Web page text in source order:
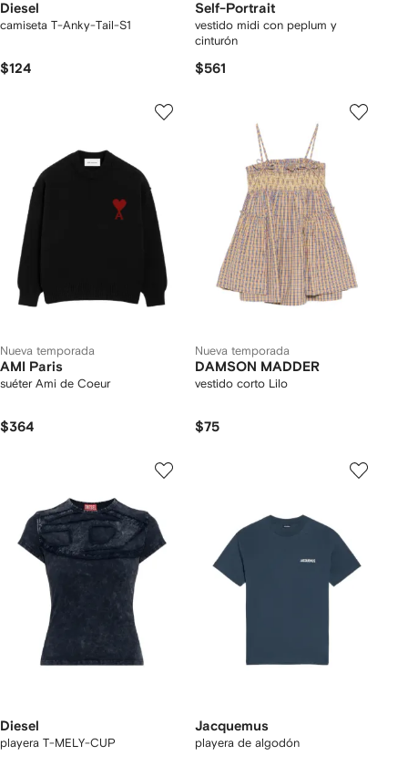
Diesel
camiseta T-Anky-Tail-S1
$124
Self-Portrait
vestido midi con peplum y
cinturón
$561
Nueva temporada
AMI Paris
suéter Ami de Coeur
$364
Nueva temporada
DAMSON MADDER
vestido corto Lilo
$75
Diesel
playera T-MELY-CUP
Jacquemus
playera de algodón